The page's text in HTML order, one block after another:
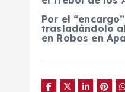
Por el
trasladándolo
en Robos en